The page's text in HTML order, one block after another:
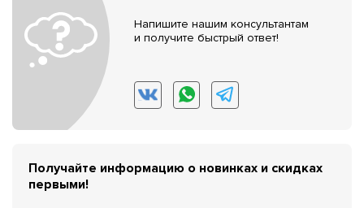
Напишите нашим консультантам
и получите быстрый ответ!
Получайте информацию о новинках и скидках
первыми!